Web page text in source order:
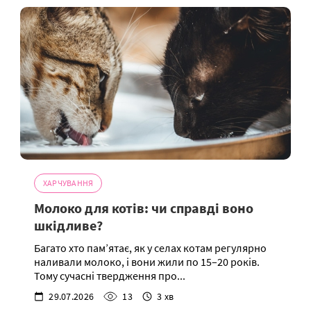
ХАРЧУВАННЯ
Молоко для котів: чи справді воно
шкідливе?
Багато хто пам’ятає, як у селах котам регулярно
наливали молоко, і вони жили по 15–20 років.
Тому сучасні твердження про...
29.07.2026 13 3 хв